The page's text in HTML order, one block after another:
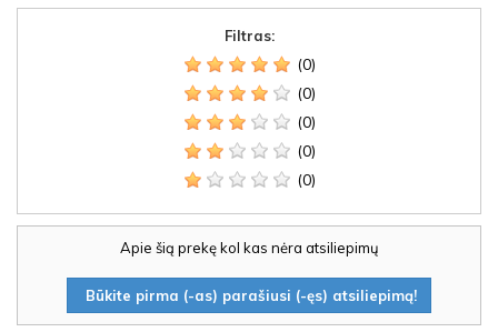
Filtras:
(0)
(0)
(0)
(0)
(0)
Apie šią prekę kol kas nėra atsiliepimų
Būkite pirma (-as) parašiusi (-ęs) atsiliepimą!